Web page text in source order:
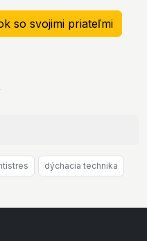
so svojimi priateľmi
dýchacia technika